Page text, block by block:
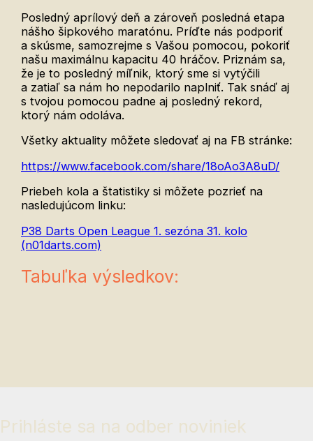
Posledný aprílový deň a zároveň posledná etapa
nášho šipkového maratónu. Príďte nás podporiť
a skúsme, samozrejme s Vašou pomocou, pokoriť
našu maximálnu kapacitu 40 hráčov. Priznám sa,
že je to posledný míľnik, ktorý sme si vytýčili
a zatiaľ sa nám ho nepodarilo naplniť. Tak snáď aj
s tvojou pomocou padne aj posledný rekord,
ktorý nám odoláva.
Všetky aktuality môžete sledovať aj na FB stránke:
https://www.facebook.com/share/18oAo3A8uD/
Priebeh kola a štatistiky si môžete pozrieť na
nasledujúcom linku:
P38 Darts Open League 1. sezóna 31. kolo
(n01darts.com)
Tabuľka výsledkov:
Prihláste sa na odber noviniek